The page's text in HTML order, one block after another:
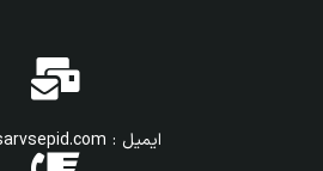
ایمیل : info@sarvsepid.com